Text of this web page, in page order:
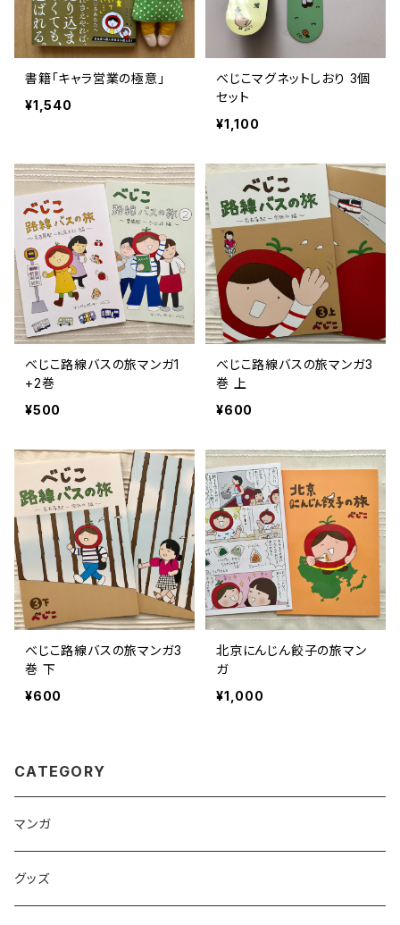
書籍「キャラ営業の極意」
¥1,540
べじこマグネットしおり 3個
セット
¥1,100
べじこ路線バスの旅マンガ1
+2巻
¥500
べじこ路線バスの旅マンガ3
巻 上
¥600
べじこ路線バスの旅マンガ3
巻 下
¥600
北京にんじん餃子の旅マン
ガ
¥1,000
CATEGORY
マンガ
グッズ